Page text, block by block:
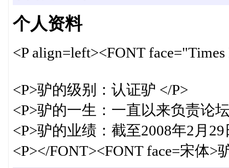
个人资料
<P align=left><FONT
<P>驴的级别：认证驴 </P>
<P>驴的一生：一直以来负责论
<P>驴的业绩：截至2008年2
<P></FONT><FONT face=宋体>